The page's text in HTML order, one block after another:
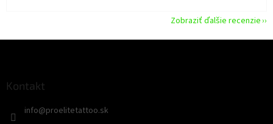
Zobraziť ďalšie recenzie
Kontakt
info@proelitetattoo.sk